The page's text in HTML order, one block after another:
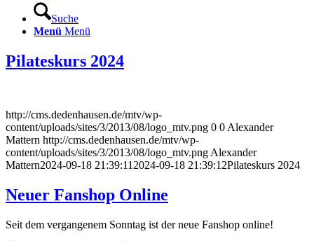
Suche
Menü Menü
Pilateskurs 2024
http://cms.dedenhausen.de/mtv/wp-
content/uploads/sites/3/2013/08/logo_mtv.png 0 0 Alexander
Mattern http://cms.dedenhausen.de/mtv/wp-
content/uploads/sites/3/2013/08/logo_mtv.png Alexander
Mattern2024-09-18 21:39:11 2024-09-18 21:39:12Pilateskurs 2024
Neuer Fanshop Online
Seit dem vergangenem Sonntag ist der neue Fanshop online!